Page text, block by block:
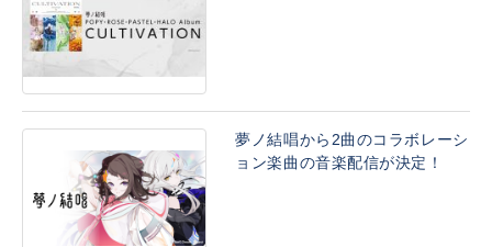
夢ノ結唱から2曲のコラボレーシ
ョン楽曲の音楽配信が決定！